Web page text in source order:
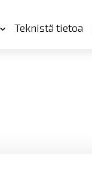
Teknistä tietoa